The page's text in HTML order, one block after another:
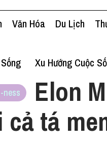
Văn Hóa Du Lịch
Xu Hướng Cuộc
ness
Elon
cả tá